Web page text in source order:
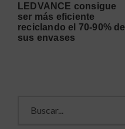
LEDVANCE consigue
ser más eficiente
reciclando el 70-90% de
sus envases